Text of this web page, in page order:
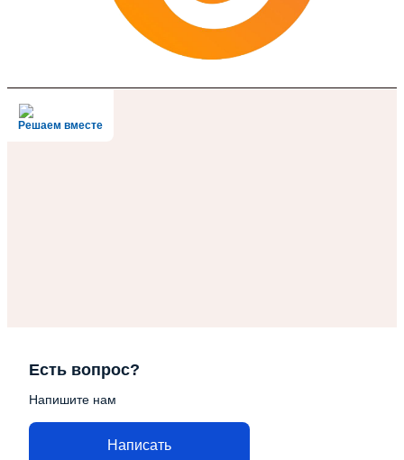
Решаем вместе
Есть вопрос?
Напишите нам
Написать